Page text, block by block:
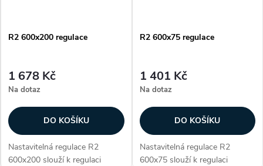
R2 600x200 regulace
1 678 Kč
Na dotaz
DO KOŠÍKU
Nastavitelná regulace R2
600x200 slouží k regulaci
R2 600x75 regulace
1 401 Kč
Na dotaz
DO KOŠÍKU
Nastavitelná regulace R2
600x75 slouží k regulaci